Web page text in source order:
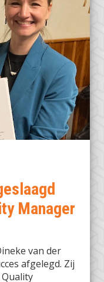
Manager
van der
afgelegd. Zij